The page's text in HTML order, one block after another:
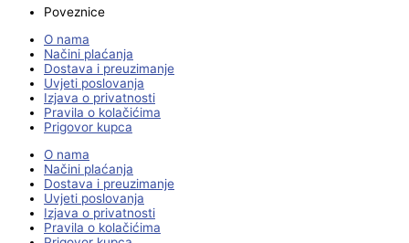
Poveznice
O nama
Načini plaćanja
Dostava i preuzimanje
Uvjeti poslovanja
Izjava o privatnosti
Pravila o kolačićima
Prigovor kupca
O nama
Načini plaćanja
Dostava i preuzimanje
Uvjeti poslovanja
Izjava o privatnosti
Pravila o kolačićima